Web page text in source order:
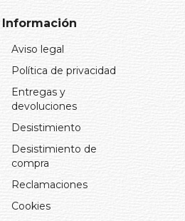
Información
Aviso legal
Política de privacidad
Entregas y
devoluciones
Desistimiento
Desistimiento de
compra
Reclamaciones
Cookies